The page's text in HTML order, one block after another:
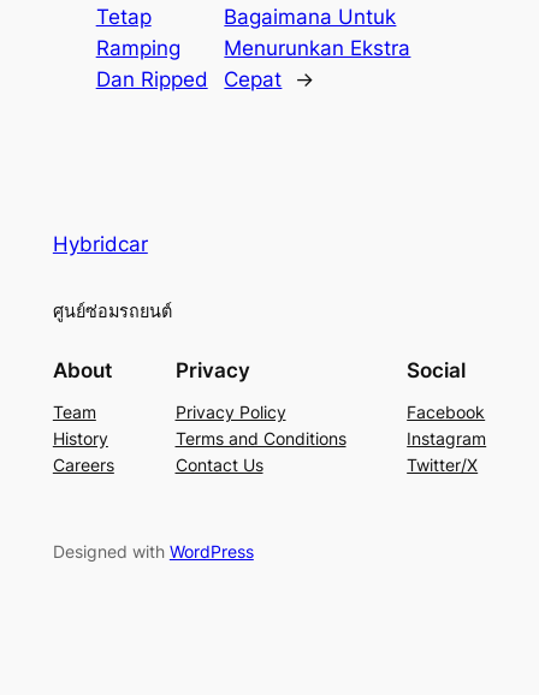
Tetap
Ramping
Dan Ripped
Bagaimana Untuk
Menurunkan Ekstra
Cepat
→
Hybridcar
ศูนย์ซ่อมรถยนต์
About
Team
History
Careers
Privacy
Privacy Policy
Terms and Conditions
Contact Us
Social
Facebook
Instagram
Twitter/X
Designed with WordPress